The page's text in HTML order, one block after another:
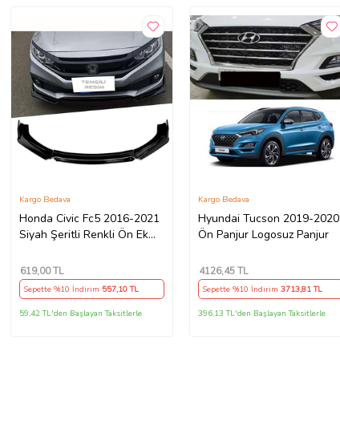
Honda Civic Fc5 2016-2021
Siyah Şeritli Renkli Ön Ek
Kargo Bedava
619,00 TL
Sepette %10 İndirim 557,10 TL
59,42 TL'den Başlayan Taksitlerle
Hyundai Tucson 2019-2020
Ön Panjur Logosuz Panjur
Kargo Bedava
4126,45 TL
Sepette %10 İndirim 3713,81 TL
396,13 TL'den Başlayan Taksitlerle